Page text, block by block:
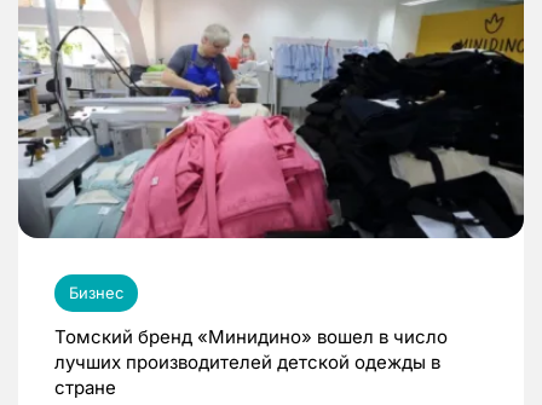
Бизнес
Томский бренд «Минидино» вошел в число
лучших производителей детской одежды в
стране